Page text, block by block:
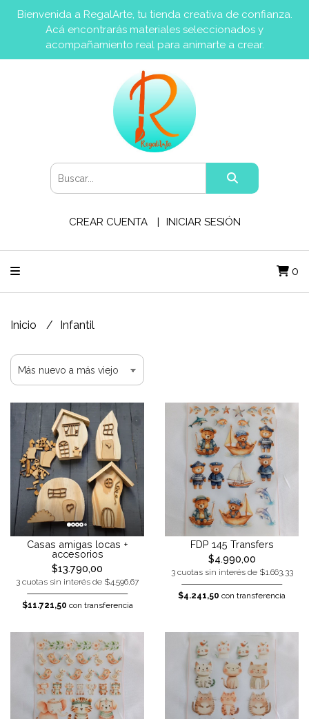
Bienvenida a RegalArte, tu tienda creativa de confianza.
Acá encontrarás materiales seleccionados y
acompañamiento real para animarte a crear.
CREAR CUENTA INICIAR SESIÓN
0
Inicio Infantil
Casas amigas locas +
accesorios
$13.790,00
3 cuotas sin interés de $4.596,67
$11.721,50 con transferencia
FDP 145 Transfers
$4.990,00
3 cuotas sin interés de $1.663,33
$4.241,50 con transferencia